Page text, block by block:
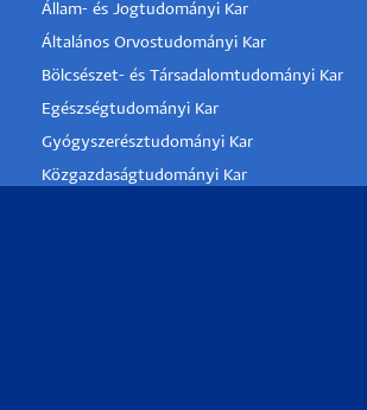
Állam- és Jogtudományi Kar
Általános Orvostudományi Kar
Bölcsészet- és Társadalomtudományi Kar
Egészségtudományi Kar
Gyógyszerésztudományi Kar
Közgazdaságtudományi Kar